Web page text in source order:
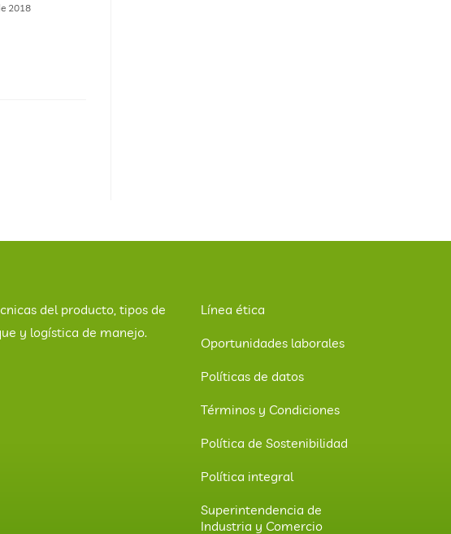
2018
del producto, tipos de
y logística de manejo.
Línea ética
Oportunidades laborales
Políticas de datos
Términos y Condiciones
Política de Sostenibilidad
Política integral
Superintendencia de
Industria y Comercio